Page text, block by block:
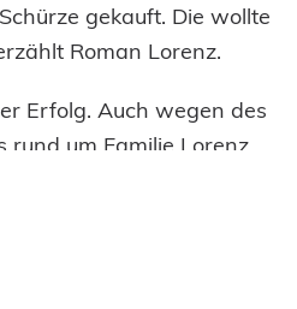
gekauft. Die wollte
Roman Lorenz.
Erfolg. Auch wegen des
rund um Familie Lorenz